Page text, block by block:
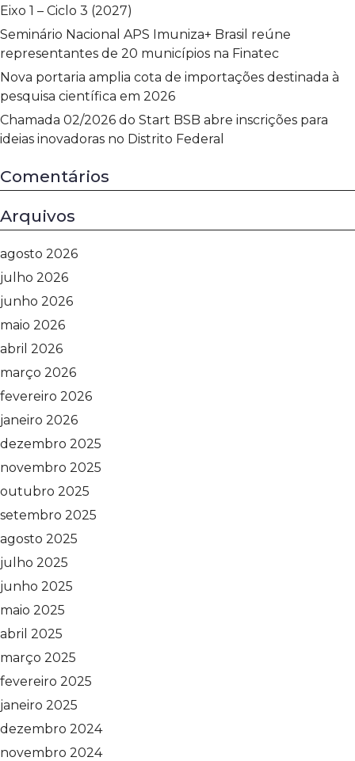
Eixo 1 – Ciclo 3 (2027)
Seminário Nacional APS Imuniza+ Brasil reúne
representantes de 20 municípios na Finatec
Nova portaria amplia cota de importações destinada à
pesquisa científica em 2026
Chamada 02/2026 do Start BSB abre inscrições para
ideias inovadoras no Distrito Federal
Comentários
Arquivos
agosto 2026
julho 2026
junho 2026
maio 2026
abril 2026
março 2026
fevereiro 2026
janeiro 2026
dezembro 2025
novembro 2025
outubro 2025
setembro 2025
agosto 2025
julho 2025
junho 2025
maio 2025
abril 2025
março 2025
fevereiro 2025
janeiro 2025
dezembro 2024
novembro 2024